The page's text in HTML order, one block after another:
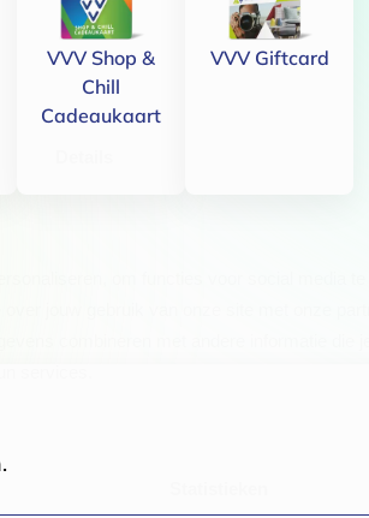
combineren met andere informatie die
VVV Shop &
Chill
Cadeaukaart
VVV Giftcard